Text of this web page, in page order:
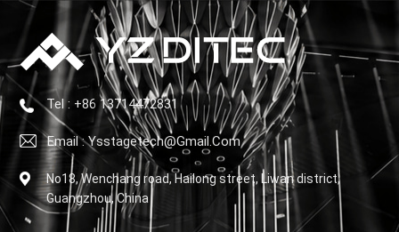
Tel : +86 13714472831
Email : Ysstagetech@gmail.com
No18, Wenchang road, Hailong street, Liwan district,
Guangzhou, China